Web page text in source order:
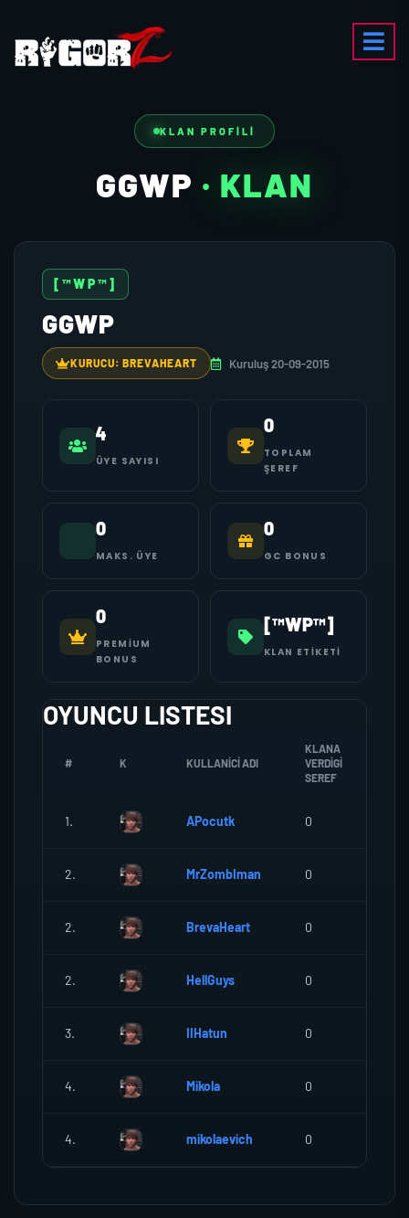
KLAN PROFILI
GGWP · KLAN
[™WP™]
GGWP
KURUCU: BREVAHEART Kuruluş 20-09-2015
4
ÜYE SAYISI
0
TOPLAM
ŞEREF
0
MAKS. ÜYE
0
GC BONUS
0
PREMIUM
BONUS
[™WP™]
KLAN ETIKETI
OYUNCU LISTESI
# K KULLANICI ADI
KLANA
VERDIGI
SEREF
1. APocutk 0
2. MrZombIman 0
2. BrevaHeart 0
2. HellGuys 0
3. IIHatun 0
4. Mikola 0
4. mikolaevich 0